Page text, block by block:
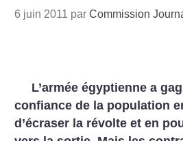
6 juin 2011 parCommission
L’armée égyptienne a
confiance de la population
d’écraser la révolte et en